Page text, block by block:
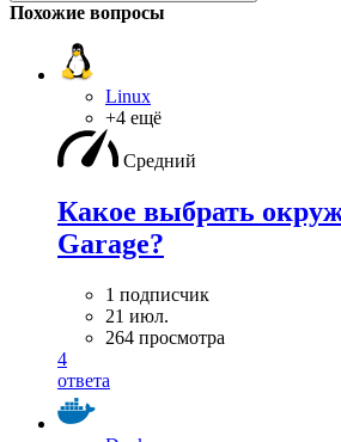
Похожие вопросы
Linux
+4 ещё
Средний
Какое выбрать
Garage?
1 подписчик
21 июл.
264 просмотра
4
ответа